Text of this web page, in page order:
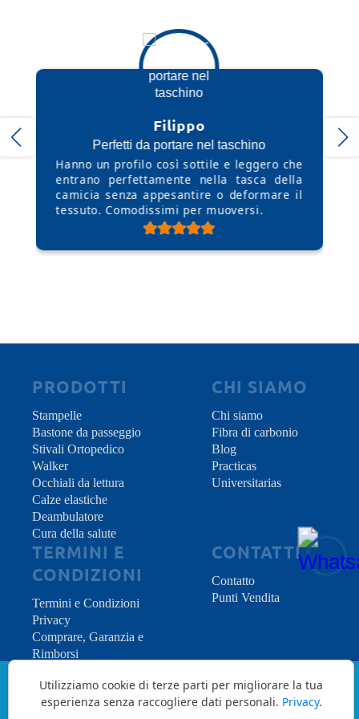
Filippo
portare nel taschino
così sottile e leggero che
nella tasca della
o deformare il
per muoversi.
Niente più
Il ponte poggia
quel fastidioso
giornata. Sono così
per ore senza
PRODOTTI
Stampelle
Bastone da passeggio
Stivali Ortopedico
Walker
Occhiali da lettura
Calze elastiche
Deambulatore
Cura della salute
CHI SIAMO
Chi siamo
Fibra di carbonio
Blog
Practicas
Universitarias
TERMINI E
CONDIZIONI
Termini e Condizioni
Privacy
Comprare, Garanzia e
Rimborsi
CONTATTI
Contatto
Punti Vendita
Copyright © 2026 INDES Medical S.L. - All
Utilizziamo cookie di terze parti per migliorare la tua
esperienza senza raccogliere dati personali. Privacy.